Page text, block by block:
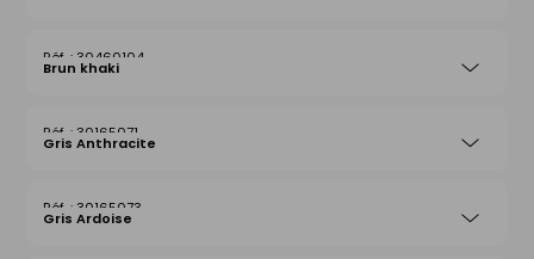
30460104
Brun khaki
30165071
Gris Anthracite
30165073
Gris Ardoise